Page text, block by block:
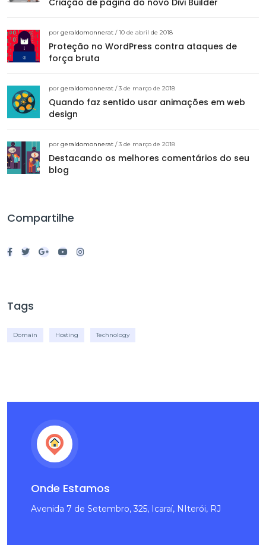
por geraldomonnerat / 10 de abril de 2018
Proteção no WordPress contra ataques de
força bruta
por geraldomonnerat / 3 de março de 2018
Quando faz sentido usar animações em web
design
por geraldomonnerat / 3 de março de 2018
Destacando os melhores comentários do seu
blog
Compartilhe
Tags
Domain Hosting Technology
Onde Estamos
Avenida 7 de Setembro, 325, Icaraí, NIterói, RJ